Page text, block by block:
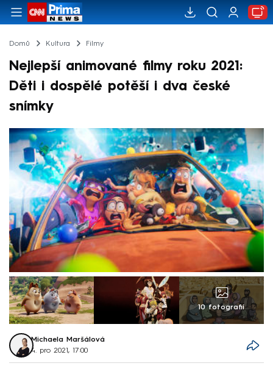
Domů Kultura Filmy
Nejlepší animované filmy roku 2021:
Děti i dospělé potěší i dva české
snímky
10 fotografií
Michaela Maršálová
4. pro 2021, 17:00